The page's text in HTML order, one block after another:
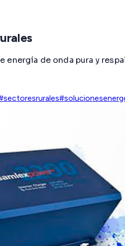
de onda pura y